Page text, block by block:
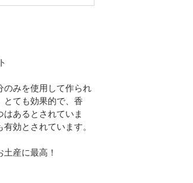
みを使用して作られ
とても効果的で、香
あるとされていま
効とされています。
産に最高！